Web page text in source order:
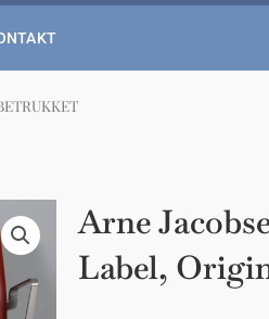
produkter have din
Arne
Label,